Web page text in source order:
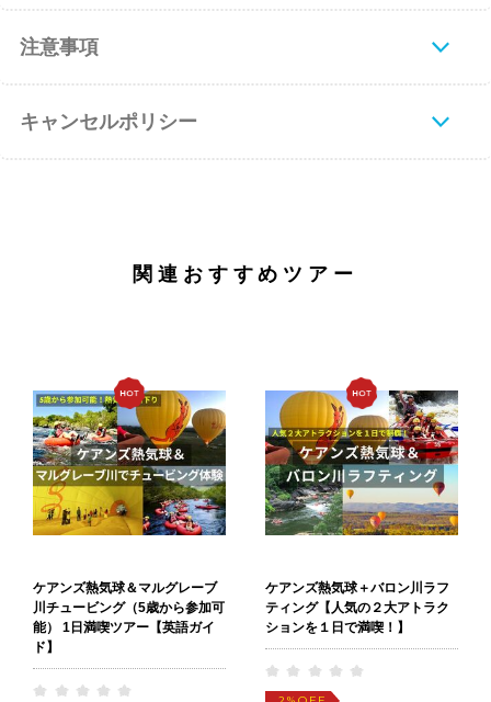
注意事項
キャンセルポリシー
関連おすすめツアー
ケアンズ熱気球＆マルグレーブ
川チュービング（5歳から参加可
能） 1日満喫ツアー【英語ガイ
ド】
ケアンズ熱気球＋バロン川ラフ
ティング【人気の２大アトラク
ションを１日で満喫！】